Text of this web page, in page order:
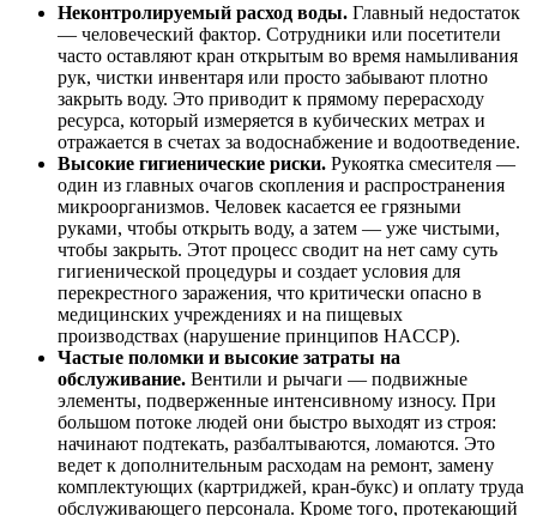
Неконтролируемый расход воды. Главный недостаток
— человеческий фактор. Сотрудники или посетители
часто оставляют кран открытым во время намыливания
рук, чистки инвентаря или просто забывают плотно
закрыть воду. Это приводит к прямому перерасходу
ресурса, который измеряется в кубических метрах и
отражается в счетах за водоснабжение и водоотведение.
Высокие гигиенические риски. Рукоятка смесителя —
один из главных очагов скопления и распространения
микроорганизмов. Человек касается ее грязными
руками, чтобы открыть воду, а затем — уже чистыми,
чтобы закрыть. Этот процесс сводит на нет саму суть
гигиенической процедуры и создает условия для
перекрестного заражения, что критически опасно в
медицинских учреждениях и на пищевых
производствах (нарушение принципов HACCP).
Частые поломки и высокие затраты на
обслуживание. Вентили и рычаги — подвижные
элементы, подверженные интенсивному износу. При
большом потоке людей они быстро выходят из строя:
начинают подтекать, разбалтываются, ломаются. Это
ведет к дополнительным расходам на ремонт, замену
комплектующих (картриджей, кран-букс) и оплату труда
обслуживающего персонала. Кроме того, протекающий